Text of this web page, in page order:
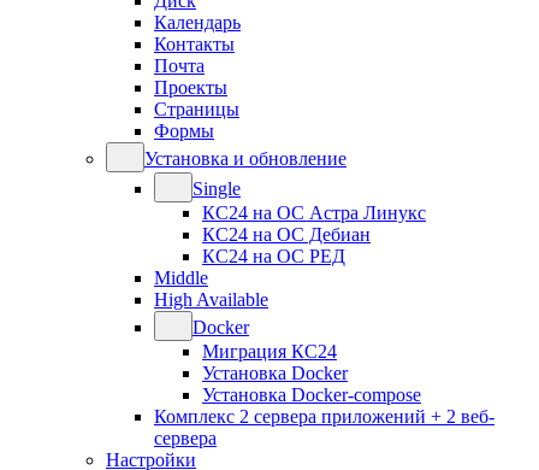
Календарь
Контакты
Почта
Проекты
Страницы
Формы
Установка и обновление
Single
КС24 на ОС Астра Линукс
КС24 на ОС Дебиан
КС24 на ОС РЕД
Middle
High Available
Docker
Миграция КС24
Установка Docker
Установка Docker-compose
Комплекс 2 сервера приложений + 2 веб-
сервера
Настройки